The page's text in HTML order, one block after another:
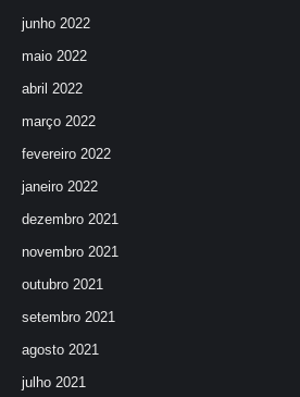
junho 2022
maio 2022
abril 2022
março 2022
fevereiro 2022
janeiro 2022
dezembro 2021
novembro 2021
outubro 2021
setembro 2021
agosto 2021
julho 2021